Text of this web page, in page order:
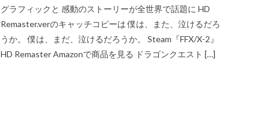
グラフィックと 感動のストーリーが全世界で話題に HD
Remaster.verのキャッチコピーは 僕は、また、泣けるだろ
うか。 僕は、まだ、泣けるだろうか。 Steam『FFX/X-2』
HD Remaster Amazonで商品を見る ドラゴンクエスト […]